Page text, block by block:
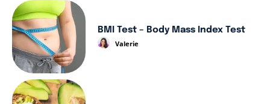
BMI Test – Body Mass Index Test
Valerie